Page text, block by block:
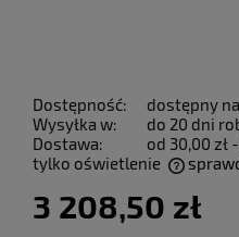
Dostępność:
dostępny
Wysyłka w:
do 20 dni
Dostawa:
od 30,00 zł
tylko oświetlenie
3 208,50 zł